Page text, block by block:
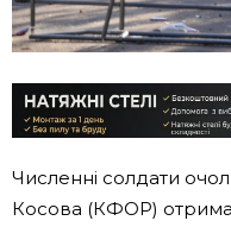
Численні солдати
Косова (КФОР)